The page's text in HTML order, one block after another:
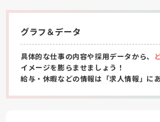
グラフ＆データ
具体的な仕事の内容や採用データから、
イメージを膨らませましょう！
給与・休暇などの情報は「求人情報」にあ